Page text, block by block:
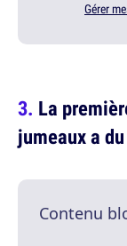
Gérer
La
jumeaux a
Contenu